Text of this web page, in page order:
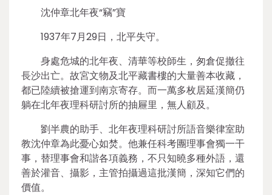
沈仲章北年夜“竊”寶
1937年7月29日，北平失守。
身處危城的北年夜、清華等校師生，匆倉促撤往
長沙出亡。故宮文物及北平藏書樓的大量善本收藏，
都已陸續被搶運到南京寄存。而一萬多枚居延漢簡仍
躺在北年夜理科研討所的抽屜里，無人顧及。
劉半農的助手、北年夜理科研討所語音樂律室助
教沈仲章為此憂心如焚。他兼任科考團理事會獨一干
事，替理事會和諧各項義務，不只知曉多種外語，還
善於灌音、攝影，主管拍攝過這批漢簡，深知它們的
價值。